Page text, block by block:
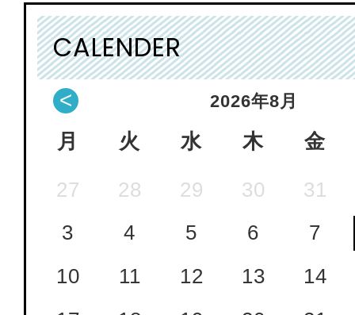
CALENDER
2026年8月
<
月 火 水 木 金
27 28 29 30
31
3
4 5 6
7
10
11 12 13
14